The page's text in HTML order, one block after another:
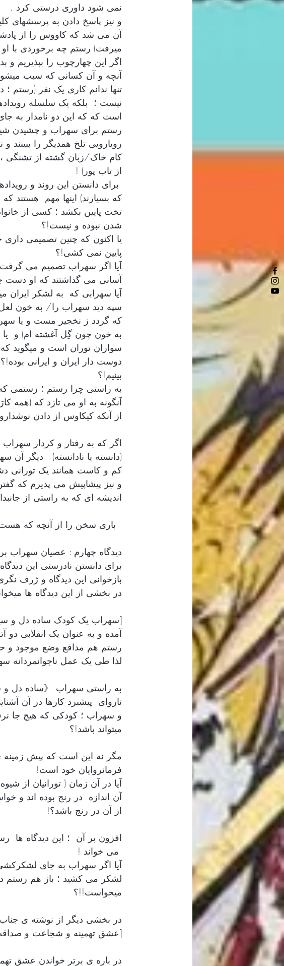
نمی شود داوری درستی کرد .
و نیز پاسخ دادن به پرسشهای
آن می شد که کاووس را از
میرفت) رستم چه برخوردی با او
اگر این چهارچوب را بپذیریم و
آنچه و آن کسانی که سبب
تنها ندانم کاری یک نفر (رستم
نیست ؛  بلکه یک سلسله
است که که این دو نامدار به
رستم برای سهراب و چشیدن
رویارویی تلخ همدیگر را
کام خاک/زبان گشته از تشنگی ،
از تاب پور) !
برای دانستن این روند و
که بسیارند) اینها مهم  هستند
تخت پایین بکشد ؛ کسی از
شدن نبوده و نیست!؟
یا اکنون که چنین تصمیمی
پایین نمی کشی!؟
آیا اگر سهراب تصمیم می گرفت
آسانی می گذاشتند که او دست
آیا سهرابی که  به لشکر ایران
سپه دید سهراب را/ به خون
که گردد ز نخجیر مست و یا
به خون چون گِل آغشته ام) و  یا
سواران توران است و میگوید که
دوست دار ایران و ایرانی
بینیم!؟
به راستی چرا رستم ؛ رستمی
آنگونه به او می تازد که (همه
از آنکه کیکاوس از دادن
اگر که به رفتار و کردار سهراب
(دانسته یا نادانسته)   دیگر آن
کم و کاست همانند یک تورانی
و نیز پیشاپیش می پذیرم که
اندیشه ای که به راستی از
دیدگاه چهارم : عصیان سهراب
برای دانستن نادرستی این
بازخوانی این دیدگاه و ژرف
در بخشی از این دیدگاه ها
[سهراب یک کودک ساده دل و
آمده و به عنوان یک انقلابی دو
رستم هم مدافع وضع موجود
لذا طی یک عمل
به راستی سهراب 《ساده دل و
ناروای  پیشبرد کارها در آن
و سهراب ؛ کودکی که هیچ جا
میتواند باشد!؟
مگر نه این است که پیش زمینه
فرمانروایان خود است!
آیا در آن زمان ( تورانیان از
آن اندازه  در رنج بوده اند و
از آن در رنج باشد؟!
افزون بر آن  ؛ این دیدگاه ها
آیا اگر سهراب به جای لشکرکشی
لشکر می کشید ؛ باز هم رستم
میخواست!!؟
در بخشی دیگر از نوشته ی
[عشق تهمینه و شجاعت و
در باره ی برتر خواندن عشق